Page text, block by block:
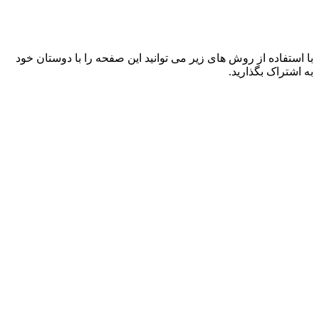
با استفاده از روش های زیر می توانید این صفحه را با دوستان خود
به اشتراک بگذارید.